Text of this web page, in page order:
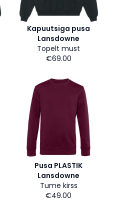
Kapuutsiga pusa
Lansdowne
Topelt must
€69.00
Pusa PLASTIK
Lansdowne
Tume kirss
€49.00